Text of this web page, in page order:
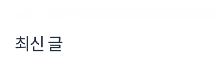
최신 글